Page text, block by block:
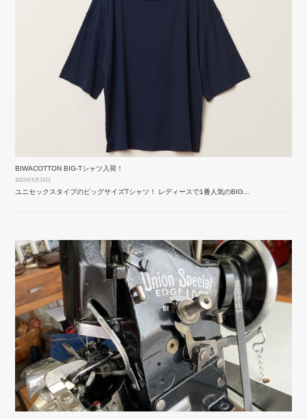
BIWACOTTON BIG-Tシャツ入荷！
2021年5月31日
ユニセックスタイプのビッグサイズTシャツ！ レディースで1番人気のBIG…